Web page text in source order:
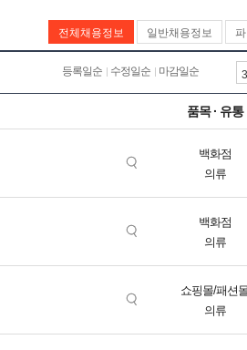
전체채용정보 일반채용정보
등록일순 수정일순 마감일순
품목 · 유통
백화점
의류
백화점
의류
쇼핑몰/패션
의류